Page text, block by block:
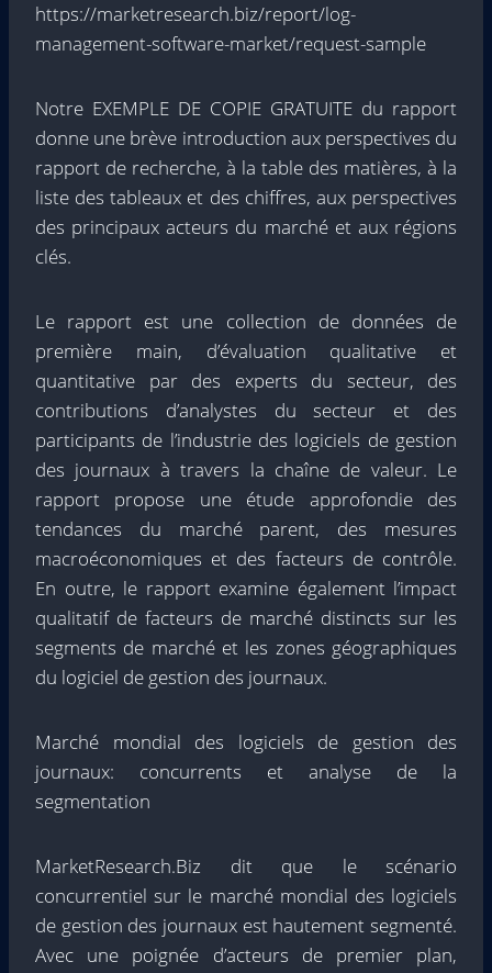
https://marketresearch.biz/report/log-
management-software-market/request-sample
Notre EXEMPLE DE COPIE GRATUITE du rapport
donne une brève introduction aux perspectives du
rapport de recherche, à la table des matières, à la
liste des tableaux et des chiffres, aux perspectives
des principaux acteurs du marché et aux régions
clés.
Le rapport est une collection de données de
première main, d’évaluation qualitative et
quantitative par des experts du secteur, des
contributions d’analystes du secteur et des
participants de l’industrie des logiciels de gestion
des journaux à travers la chaîne de valeur. Le
rapport propose une étude approfondie des
tendances du marché parent, des mesures
macroéconomiques et des facteurs de contrôle.
En outre, le rapport examine également l’impact
qualitatif de facteurs de marché distincts sur les
segments de marché et les zones géographiques
du logiciel de gestion des journaux.
Marché mondial des logiciels de gestion des
journaux: concurrents et analyse de la
segmentation
MarketResearch.Biz dit que le scénario
concurrentiel sur le marché mondial des logiciels
de gestion des journaux est hautement segmenté.
Avec une poignée d’acteurs de premier plan,